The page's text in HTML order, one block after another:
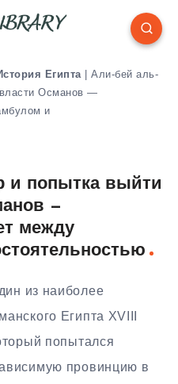
Египта | Али-бей аль-
Османов —
и
и попытка выйти
—
между
из наиболее
Египта XVIII
попытался
провинцию в